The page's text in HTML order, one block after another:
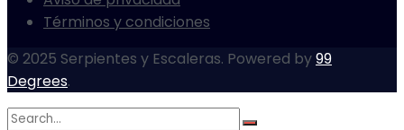
Términos y condiciones
© 2025 Serpientes y Escaleras. Powered by99
Degrees.